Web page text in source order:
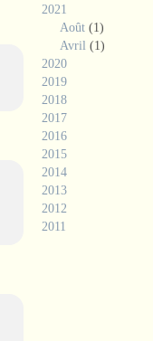
2021
Août (1)
Avril (1)
2020
2019
2018
2017
2016
2015
2014
2013
2012
2011